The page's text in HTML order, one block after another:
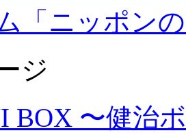
「ニッポン
ジ
BOX 〜健治